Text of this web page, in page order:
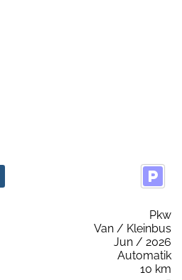
Pkw
Van / Kleinbus
Jun / 2026
Automatik
10 km